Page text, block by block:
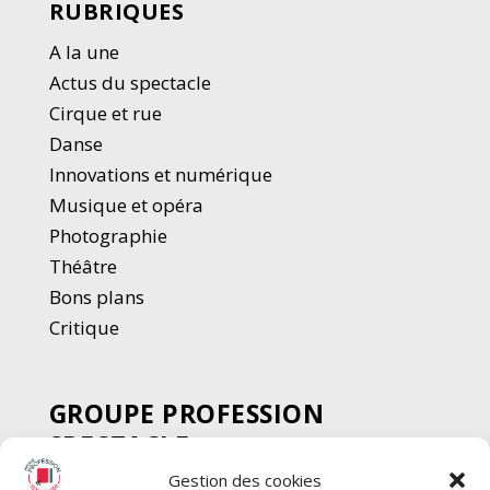
Gestion des cookies
RUBRIQUES
A la une
Actus du spectacle
Cirque et rue
Danse
Innovations et numérique
Musique et opéra
Photographie
Théâtre
Bons plans
Critique
GROUPE PROFESSION
SPECTACLE